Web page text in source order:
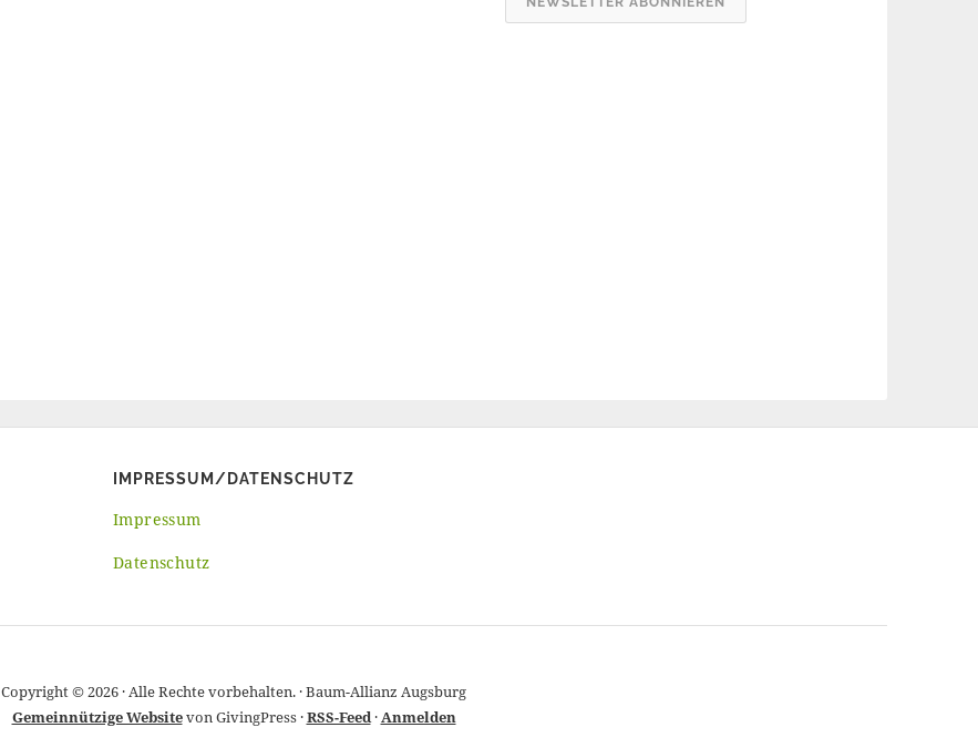
IMPRESSUM/DATENSCHUTZ
Impressum
Datenschutz
Copyright © 2026 · Alle Rechte vorbehalten. · Baum-Allianz Augsburg
Gemeinnützige Websitevon GivingPress ·RSS-Feed·Anmelden